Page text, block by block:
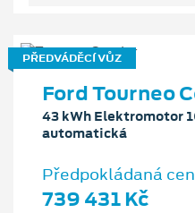
PŘEDVÁDĚCÍ VŮZ
Ford Tourneo
43 kWh Elektromotor
automatická
Předpokládaná
739 431 Kč